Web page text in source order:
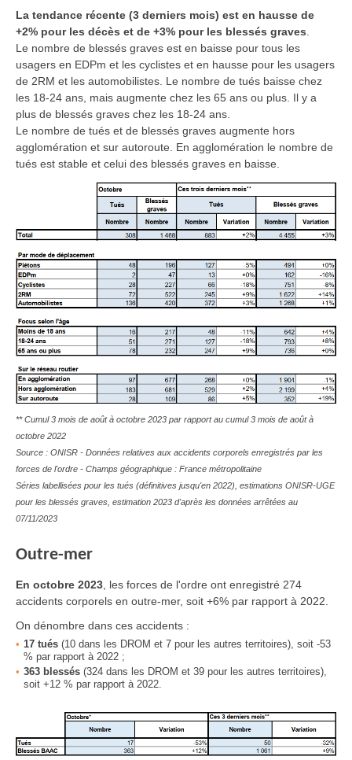
La tendance récente (3 derniers mois) est en hausse de
+2% pour les décès et de +3% pour les blessés graves
Le nombre de blessés graves est en baisse pour tous les
usagers en EDPm et les cyclistes et en hausse pour les usagers
de 2RM et les automobilistes. Le nombre de tués baisse chez
les 18-24 ans, mais augmente chez les 65 ans ou plus. Il y a
plus de blessés graves chez les 18-24 ans.
Le nombre de tués et de blessés graves augmente hors
agglomération et sur autoroute. En agglomération le nombre de
tués est stable et celui des blessés graves en baisse.
** Cumul 3 mois de août à octobre 2023 par rapport au cumul 3 mois de août à
octobre 2022
Source : ONISR - Données relatives aux accidents corporels enregistrés par les
forces de l'ordre - Champs géographique : France métropolitaine
Séries labellisées pour les tués (définitives jusqu'en 2022), estimations ONISR-UGE
pour les blessés graves, estimation 2023 d'après les données arrêtées au
07/11/2023
Outre-mer
En octobre 2023 , les forces de l'ordre ont enregistré 274
accidents corporels en outre-mer, soit +6% par rapport à 2022.
On dénombre dans ces accidents :
17 tués (10 dans les DROM et 7 pour les autres territoires), soit -53
% par rapport à 2022 ;
363 blessés (324 dans les DROM et 39 pour les autres territoires),
soit +12 % par rapport à 2022.